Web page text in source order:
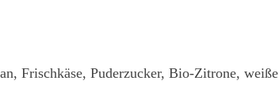
Frischkäse, Puderzucker, Bio-Zitrone, weiße